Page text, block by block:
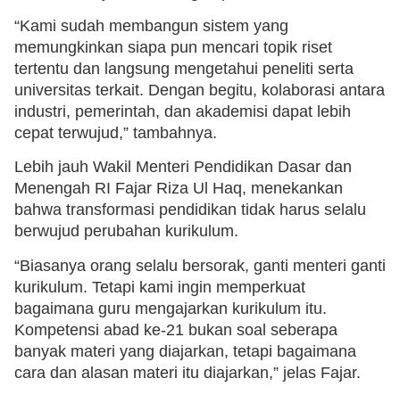
“Kami sudah membangun sistem yang
memungkinkan siapa pun mencari topik riset
tertentu dan langsung mengetahui peneliti serta
universitas terkait. Dengan begitu, kolaborasi antara
industri, pemerintah, dan akademisi dapat lebih
cepat terwujud,” tambahnya.
Lebih jauh Wakil Menteri Pendidikan Dasar dan
Menengah RI Fajar Riza Ul Haq, menekankan
bahwa transformasi pendidikan tidak harus selalu
berwujud perubahan kurikulum.
“Biasanya orang selalu bersorak, ganti menteri ganti
kurikulum. Tetapi kami ingin memperkuat
bagaimana guru mengajarkan kurikulum itu.
Kompetensi abad ke-21 bukan soal seberapa
banyak materi yang diajarkan, tetapi bagaimana
cara dan alasan materi itu diajarkan,” jelas Fajar.